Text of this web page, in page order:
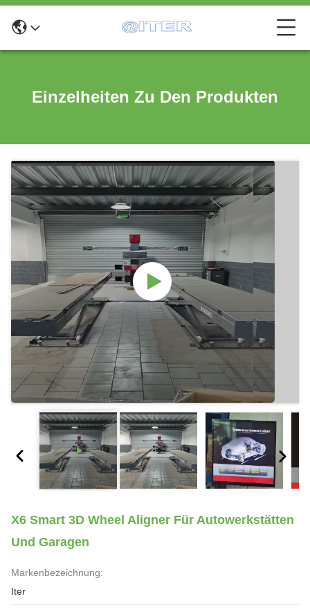
Einzelheiten Zu Den Produkten
X6 Smart 3D Wheel Aligner Für Autowerkstätten
Und Garagen
Markenbezeichnung:
Iter